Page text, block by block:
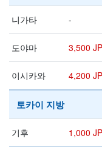
니가타 -
도야마 3,500
이시카와 4,200
토카이 지방
기후 1,000